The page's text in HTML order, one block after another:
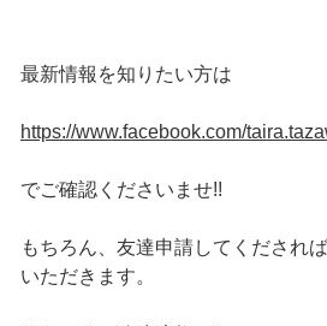
最新情報を知りたい方は
https://www.facebook.com/
でご確認くださいませ!!
もちろん、友達申請してくだされ
いただきます。